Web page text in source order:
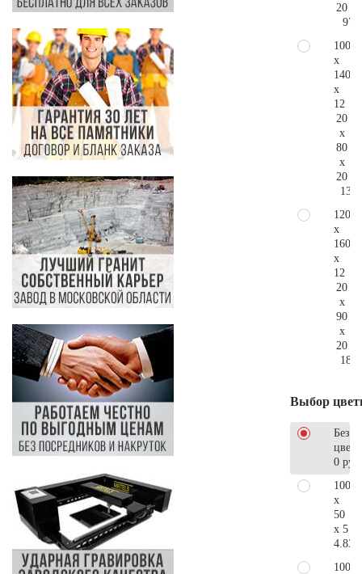
20
100
x
140
x
12
20
x
80
x
20
120
x
160
x
12
20
x
90
x
20
Выбор
Без
0 руб.
100
x
50
x 5
100